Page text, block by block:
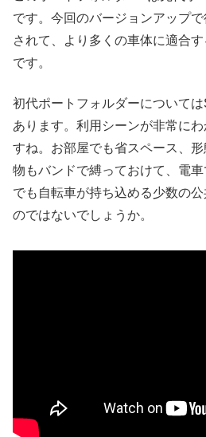
です。今回のバージョンアップ
されて、より多くの車体に適合
です。
初代ポートフォルダーについて
あります。利用シーンが非常に
すね。お部屋でも省スペース、
物もバンドで縛っておけて、電
でも自転車が持ち込める少数の
のではないでしょうか。